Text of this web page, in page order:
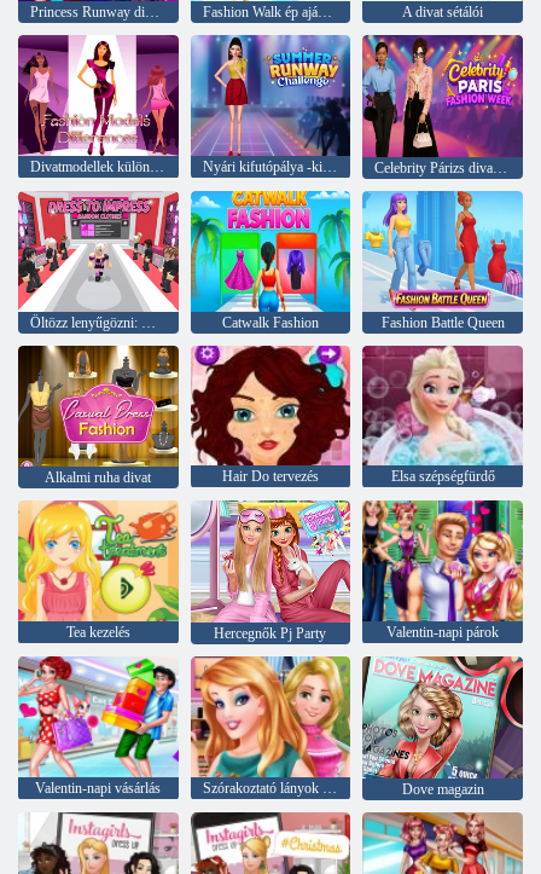
Princess Runway divat megjelenés Fashion Walk ép ajándék A divat sétálói
Nyári kifutópálya -kihívás Celebrity Párizs divathét
Catwalk Fashion Fashion Battle Queen
Alkalmi ruha divat Hair Do tervezés Elsa szépségfürdő
Tea kezelés Hercegnők Pj Party Valentin-napi párok
Valentin-napi vásárlás Dove magazin